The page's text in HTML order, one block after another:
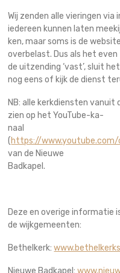
Wij zenden alle vieringen
iedereen kunnen laten
ken, maar soms is de
overbelast. Dus als het
de uitzending ‘vast’, sluit
nog eens of kijk de dienst
NB: alle kerkdiensten vanuit
zien op het YouTube-ka-
naal
(https://www.youtube.com/
van de Nieuwe
Badkapel.
Deze en overige informatie
de wijkgemeenten:
Bethelkerk:
Nieuwe Badkapel: